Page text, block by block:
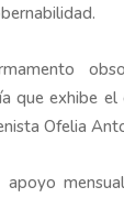
que exhibe
Ofelia
apoyo